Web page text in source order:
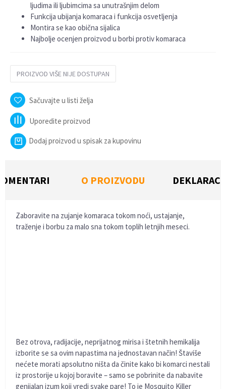
ljudima ili ljubimcima sa unutrašnjim delom
Funkcija ubijanja komaraca i funkcija osvetljenja
Montira se kao obična sijalica
Najbolje ocenjen proizvod u borbi protiv komaraca
PROIZVOD VIŠE NIJE DOSTUPAN
Sačuvajte u listi želja
Uporedite proizvod
Dodaj proizvod u spisak za kupovinu
O PROIZVODU
Zaboravite na zujanje komaraca tokom noći, ustajanje,
traženje i borbu za malo sna tokom toplih letnjih meseci.
Bez otrova, radijacije, neprijatnog mirisa i štetnih hemikalija
izborite se sa ovim napastima na jednostavan način! Štaviše
nećete morati apsolutno ništa da činite kako bi komarci nestali
iz prostorije u kojoj boravite – samo se pobrinite da nabavite
genijalan izum koji vredi svake pare! To je Mosquito Killer